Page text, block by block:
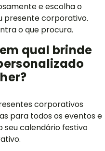
e escolha o
presente corporativo.
o que procura.
qual brinde
corporativos
para todos os eventos e
calendário festivo